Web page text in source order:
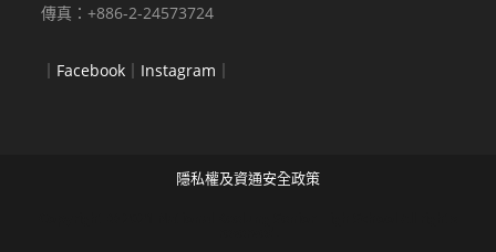
傳真：+886-2-24573724
｜ Facebook ｜ Instagram ｜
隱私權及資通安全政策